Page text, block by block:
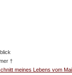
†
meines Lebens vom